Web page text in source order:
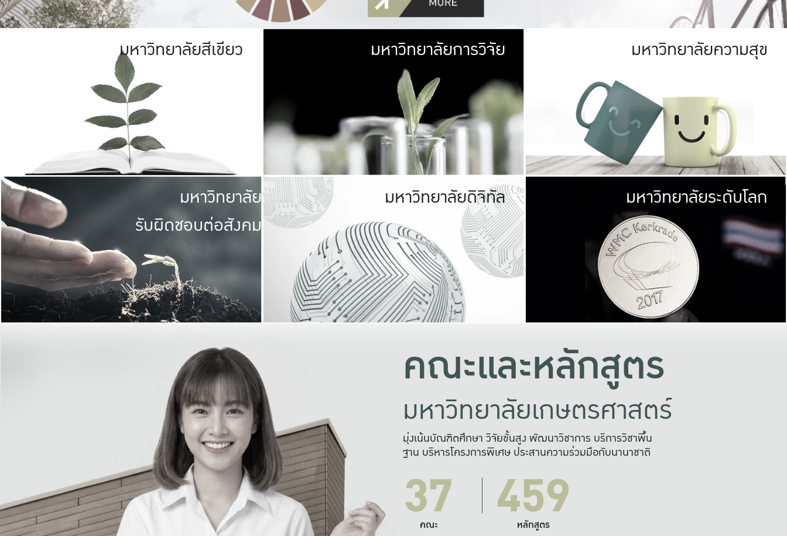
มหาวิทยาลัยสีเขียว มหาวิทยาลัย
เกษตรศาสตร์ มีพื้นที่เขียวสดใส หนาแน่น
เป็นป่าในเมือง (URBAN FOREST)
เกษตรในเมือง (URBAN AGRICULTURE)
ที่นับรวมกันได้ประมาณ 1,400 ไร่
มหาวิทยาลัยการวิจัย มหาวิทยาลัย
ให้กับประชาชน
มหาวิทยาลัยความสุข
มหาวิทยาลัย
รับผิดชอบต่อสังคม
มหาวิทยาลัยรับผิดชอบต่อสังคม
ร่วมมือกับชุมชน เพื่อความกินดีอยู่ดี
และความสุขอย่างยั่งยืน
มองปัญหาในภาพกว้าง
แก้ไขจากปัญหาจุดเล็กๆ
มหาวิทยาลัยดิจิทัล มหาวิทยา
พร้อมที่จ
และผลักดันในการใช้ระบบส
เพื่อการทำงานแ
มหาวิทยาลัยระดับโลก
คณะและหลักสูตร
มหาวิทยาลัยเกษตรศาสตร์
มุ่งเน้นบัณฑิตศึกษา วิจัยขั้นสูง พัฒนาวิชาการ บริการวิชาพื้น
ฐาน บริหารโครงการพิเศษ ประสานความร่วมมือกับนานาชาติ
37
คณะ 459
หลักสูตร